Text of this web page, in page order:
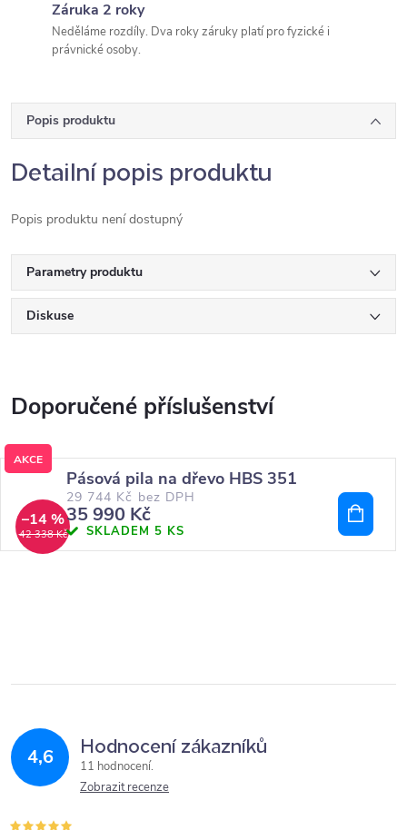
Záruka 2 roky
Neděláme rozdíly. Dva roky záruky platí pro fyzické i
právnické osoby.
Popis produktu
Detailní popis produktu
Popis produktu není dostupný
Parametry produktu
Diskuse
AKCE
42 338 Kč
–14 %
Pásová pila na dřevo HBS 351
29 744 Kč bez DPH
35 990 Kč
SKLADEM 5 KS
4,6 Hodnocení zákazníků
11 hodnocení
Zobrazit recenze